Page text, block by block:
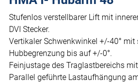
Stufenlos verstellbarer Lift mit
DVI Stecker.
Vertikaler Schwenkwinkel +/-40°
Hubbegrenzung bis auf +/-0°.
Feinjustage des Traglastbereichs
Parallel geführte Lastaufhängung